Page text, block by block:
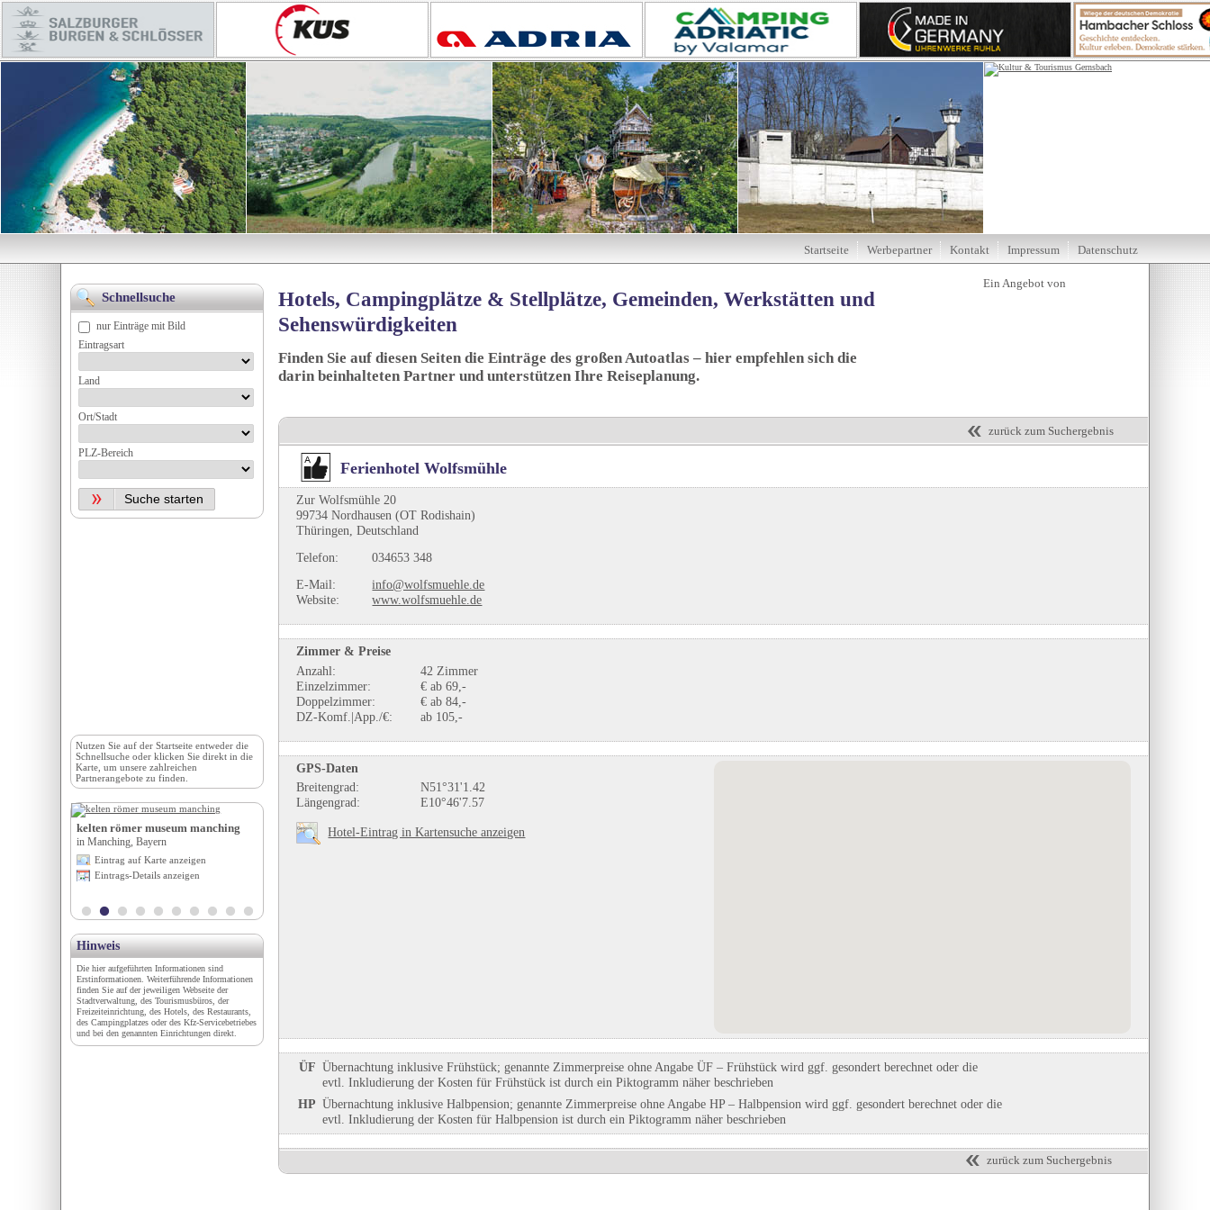
Hotels, Campingplätze & Stellplätze, Gemeinden, Werkstätten und
Sehenswürdigkeiten
Finden Sie auf diesen Seiten die Einträge des großen Autoatlas – hier empfehlen sich die
darin beinhalteten Partner und unterstützen Ihre Reiseplanung.
zurück zum Suchergebnis
Ferienhotel Wolfsmühle
Zur Wolfsmühle 20
99734 Nordhausen (OT Rodishain)
Thüringen, Deutschland
Telefon:
034653 348
E-Mail:
info@wolfsmuehle.de
Website:
www.wolfsmuehle.de
Zimmer & Preise
Anzahl:
42 Zimmer
Einzelzimmer:
€ ab 69,-
Doppelzimmer:
€ ab 84,-
DZ-Komf.|App./€:
ab 105,-
GPS-Daten
Breitengrad:
N51°31'1.42
Längengrad:
E10°46'7.57
Hotel-Eintrag in Kartensuche anzeigen
ÜF Übernachtung inklusive Frühstück; genannte Zimmerpreise ohne Angabe ÜF – Frühstück wird ggf. gesondert berechnet oder die
evtl. Inkludierung der Kosten für Frühstück ist durch ein Piktogramm näher beschrieben
HP Übernachtung inklusive Halbpension; genannte Zimmerpreise ohne Angabe HP – Halbpension wird ggf. gesondert berechnet oder die
evtl. Inkludierung der Kosten für Halbpension ist durch ein Piktogramm näher beschrieben
zurück zum Suchergebnis
Startseite Werbepartner Kontakt Impressum Datenschutz
Schnellsuche
nur Einträge mit Bild
Eintragsart
Land
Ort/Stadt
PLZ-Bereich
Nutzen Sie auf derStartseite entweder die
Schnellsuche oder klicken Sie direkt in die
Karte, um unsere zahlreichen
Partnerangebote zu finden.
kelten römer museum manching
in Manching, Bayern
Eintrag auf Karte anzeigen
Eintrags-Details anzeigen
Harz-Camp Bremer Teich GmbH
in Quedlinburg / Harz, Sachsen-Anhalt
Camping La Ballena Alegre Costa
Brava
Hinweis
Die hier aufgeführten Informationen sind
Erstinformationen. Weiterführende Informationen
finden Sie auf der jeweiligen Webseite der
Stadtverwaltung, des Tourismusbüros, der
Freizeiteinrichtung, des Hotels, des Restaurants,
des Campingplatzes oder des Kfz-Servicebetriebes
und bei den genannten Einrichtungen direkt.